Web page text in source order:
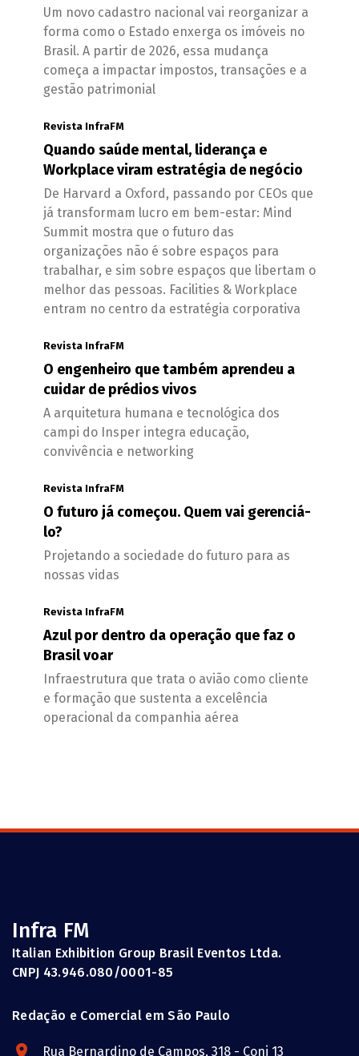
Um novo cadastro nacional vai reorganizar a
forma como o Estado enxerga os imóveis no
Brasil. A partir de 2026, essa mudança
começa a impactar impostos, transações e a
gestão patrimonial
Revista InfraFM
Quando saúde mental, liderança e
Workplace viram estratégia de negócio
De Harvard a Oxford, passando por CEOs que
já transformam lucro em bem-estar: Mind
Summit mostra que o futuro das
organizações não é sobre espaços para
trabalhar, e sim sobre espaços que libertam o
melhor das pessoas. Facilities & Workplace
entram no centro da estratégia corporativa
Revista InfraFM
O engenheiro que também aprendeu a
cuidar de prédios vivos
A arquitetura humana e tecnológica dos
campi do Insper integra educação,
convivência e networking
Revista InfraFM
O futuro já começou. Quem vai gerenciá-
lo?
Projetando a sociedade do futuro para as
nossas vidas
Revista InfraFM
Azul por dentro da operação que faz o
Brasil voar
Infraestrutura que trata o avião como cliente
e formação que sustenta a excelência
operacional da companhia aérea
Infra FM
Italian Exhibition Group Brasil Eventos Ltda.
CNPJ 43.946.080/0001-85
Redação e Comercial em São Paulo
Rua Bernardino de Campos, 318 - Conj 13